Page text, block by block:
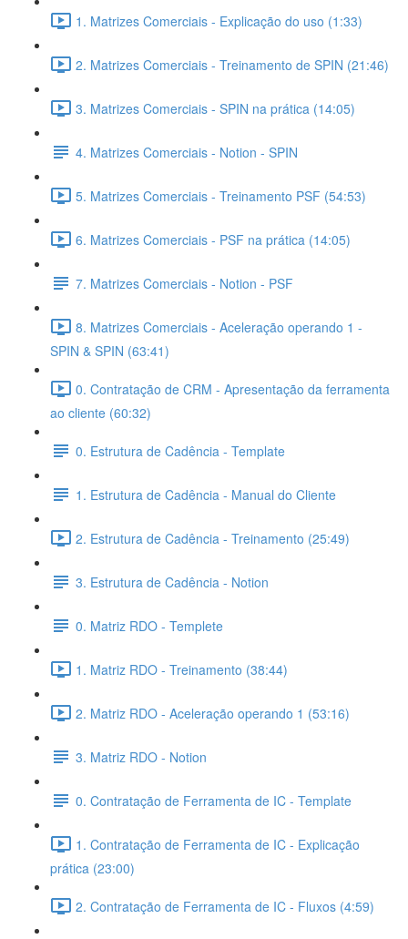
1. Matrizes Comerciais - Explicação do uso (1:33)
2. Matrizes Comerciais - Treinamento de SPIN (21:46)
3. Matrizes Comerciais - SPIN na prática (14:05)
4. Matrizes Comerciais - Notion - SPIN
5. Matrizes Comerciais - Treinamento PSF (54:53)
6. Matrizes Comerciais - PSF na prática (14:05)
7. Matrizes Comerciais - Notion - PSF
8. Matrizes Comerciais - Aceleração operando 1 -
SPIN & SPIN (63:41)
0. Contratação de CRM - Apresentação da ferramenta
ao cliente (60:32)
0. Estrutura de Cadência - Template
1. Estrutura de Cadência - Manual do Cliente
2. Estrutura de Cadência - Treinamento (25:49)
3. Estrutura de Cadência - Notion
0. Matriz RDO - Templete
1. Matriz RDO - Treinamento (38:44)
2. Matriz RDO - Aceleração operando 1 (53:16)
3. Matriz RDO - Notion
0. Contratação de Ferramenta de IC - Template
1. Contratação de Ferramenta de IC - Explicação
prática (23:00)
2. Contratação de Ferramenta de IC - Fluxos (4:59)